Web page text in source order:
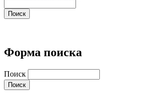
Форма поиска
Поиск